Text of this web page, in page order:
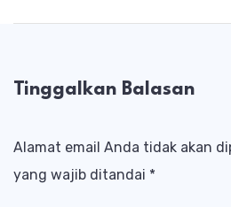
Tinggalkan Balasan
Alamat email Anda tidak akan
yang wajib ditandai *